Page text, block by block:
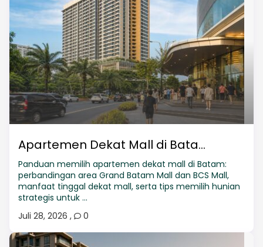
Apartemen Dekat Mall di Bata...
Panduan memilih apartemen dekat mall di Batam:
perbandingan area Grand Batam Mall dan BCS Mall,
manfaat tinggal dekat mall, serta tips memilih hunian
strategis untuk ...
Juli 28, 2026 , 0